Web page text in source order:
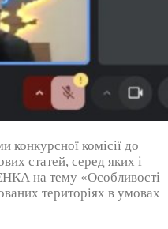
конкурсної комісії до
статей, серед яких і
на тему «Особливості
територіях в умовах